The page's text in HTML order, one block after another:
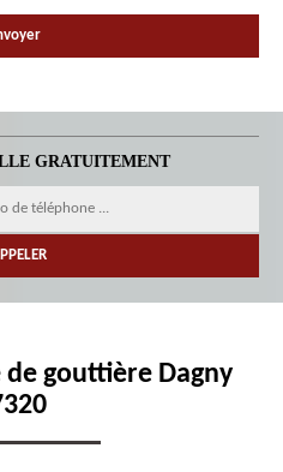
GRATUITEMENT
gouttière Dagny